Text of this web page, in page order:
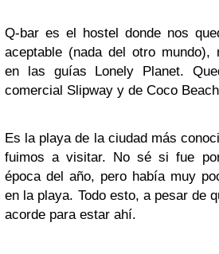
Q-bar es el hostel donde nos
aceptable (nada del otro mundo),
en las guías Lonely Planet.
comercial Slipway y de Coco
Es la playa de la ciudad más
fuimos a visitar. No sé si fue
época del año, pero había muy
en la playa. Todo esto, a pesar de
acorde para estar ahí.